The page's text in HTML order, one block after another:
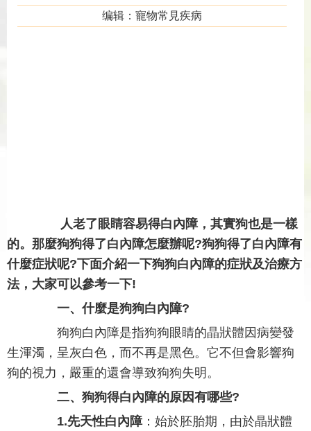
编辑：寵物常見疾病
人老了眼睛容易得白內障，其實狗也是一樣
的。那麼狗狗得了白內障怎麼辦呢?狗狗得了白內障有
什麼症狀呢?下面介紹一下狗狗白內障的症狀及治療方
法，大家可以參考一下!
一、什麼是狗狗白內障?
狗狗白內障是指狗狗眼睛的晶狀體因病變發
生渾濁，呈灰白色，而不再是黑色。它不但會影響狗
狗的視力，嚴重的還會導致狗狗失明。
二、狗狗得白內障的原因有哪些?
1.先天性白內障：始於胚胎期，由於晶狀體